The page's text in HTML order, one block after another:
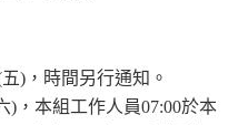
五) ，時間另行通知。
) ，本組工作人員07:00於本